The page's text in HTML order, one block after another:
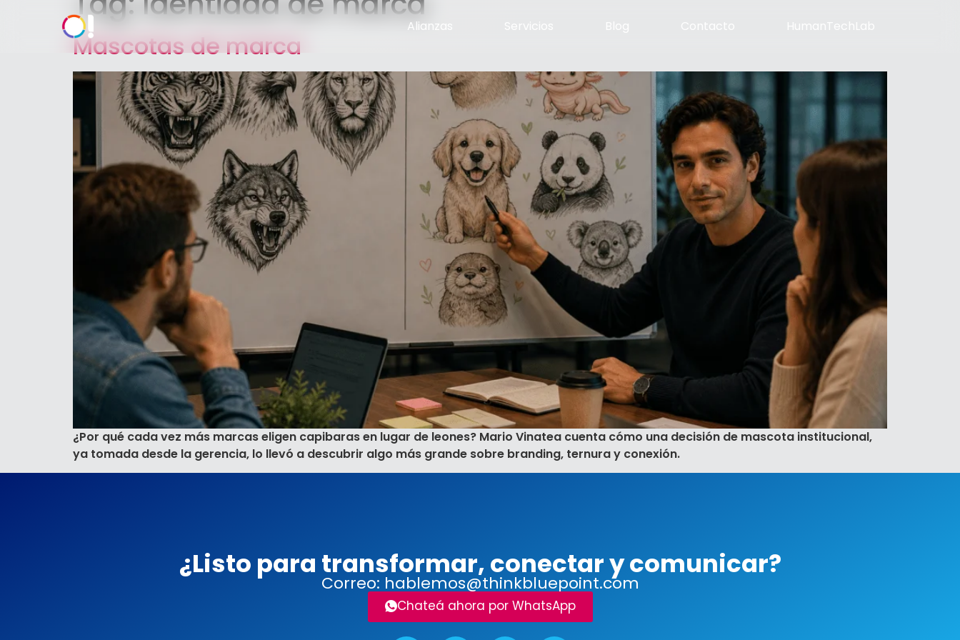
Alianzas Servicios Blog Contacto HumanTechLab
Mascotas de marca
¿Por qué cada vez más marcas eligen capibaras en lugar de leones? Mario Vinatea cuenta cómo una decisión de mascota institucional,
ya tomada desde la gerencia, lo llevó a descubrir algo más grande sobre branding, ternura y conexión.
¿Listo para transformar, conectar y comunicar?
Correo: hablemos@thinkbluepoint.com
Chateá ahora por WhatsApp